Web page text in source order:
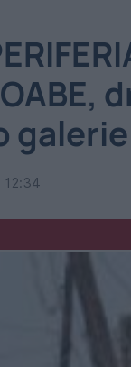
galerie
12:34